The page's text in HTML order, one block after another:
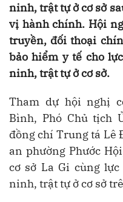
ninh, trật tự ở cơ sở
vị hành chính. Hội
truyền, đối thoại
bảo hiểm y tế cho
ninh, trật tự ở cơ sở.
Tham dự hội nghị
Bình, Phó Chủ tịch
đồng chí Trung tá Lê
an phường Phước
cơ sở La Gi cùng
ninh, trật tự ở cơ sở